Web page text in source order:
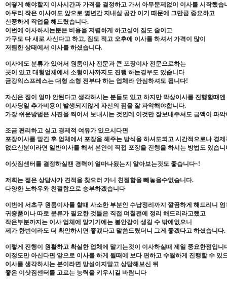
어떻게 해야할지 이사시간과 가격을 결정하고 가서 아무문제없이 이사를 시작했습
아무리 작은 이사여도 앞으로 몇년간 지내실 공간 이기 때문에 그만큼 중요하고
신중하게 작업을 해드렸습니다.
이번에 이사하시는분은 비용을 저렴하게 하고싶어 짐도 줄이고
가구도 다 새로 사신다고 하고, 짐도 적고 오후에 이사를 하셔서 가격이 많이
저렴한 상태에서 이사를 하셨습니다.
이사에도 분류가 있어서 원룸이사 전문과 큰 포장이사 전문으로하는
곳이 있고 대형업체에서 소형이사까지도 진행 하는경우도 있습니다
금강익스프레스는 대형 소형 전부다 하는 업체라 안심하셔도 됩니다!
자신은 짐이 얼마 안된다고 생각하시는 분들도 있고 하지만 막상이사를 진행할떄
이사당일 추가비용이 발생되지않게 자신의 짐을 잘 파악해야합니다.
가장 쉬운방법은 사진을 찍어서 보내시는 것인데 이것만 잘보내주셔도 금액이 파
조금 편리하고 싶고 경제적 여유가 있으시다면
포장이사를 맡긴 후 업체에서 포장을 해주는 방식을 하셔도되고 시간적으로나 경
없으신분이라면 일반이사를 해서 본인이 직접 포장을 진행을 하시는 방법도 있습니
이삿짐센터를 결정하실땐 경력이 얼마나됬는지 알아보는것도 좋습니다~!
저희는 젊은 상담사가 견적을 찾으러 가니 친절함을 빼놓을수없습니다.
다양한 노하우와 친절함으로 승부하겠습니다
이번에 서초구 원룸이사를 할때 사소한 부분인 수납정리까지 깔끔하게 해드리니
귀중품이나 따로 분류가 필요한 것들은 직접 며칠전에 정리 해드리라고했고
작은부분까지는 이사 업체에 맡기기에는 불안감이 생길 수 밖에없으니
제가 한번이라도 더 확인하시면 좋겠다고 말씀드렸더니 그게 좋겠다고 하셨습니다.
이렇게 진행이 원활하고 확실한 업체에 맡기는것이 이사하실때 제일 중요한점입니
이정도만 아신다면 앞으로 이사를 하게 될때에 보다 편하고 수월하게 진행할 수 있
이사를 생각하시는 분이라면 망설이지말고 상담해보신 뒤
좋은 이삿짐센터를 고르는 능력을 키우시길 바람니다